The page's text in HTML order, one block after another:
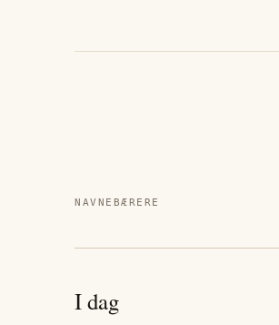
NAVNEBÆRERE
I dag